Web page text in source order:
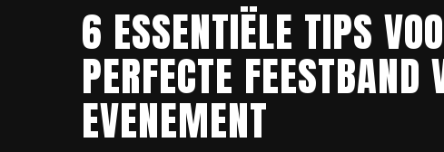
6 ESSENTIËLE TIPS
PERFECTE FEESTBAND
EVENEMENT